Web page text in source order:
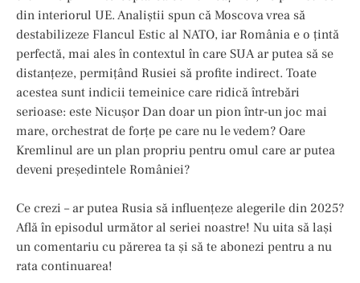
din interiorul UE. Analiștii spun că Moscova vrea să
destabilizeze Flancul Estic al NATO, iar România e o țintă
perfectă, mai ales în contextul în care SUA ar putea să se
distanțeze, permițând Rusiei să profite indirect. Toate
acestea sunt indicii temeinice care ridică întrebări
serioase: este Nicușor Dan doar un pion într-un joc mai
mare, orchestrat de forțe pe care nu le vedem? Oare
Kremlinul are un plan propriu pentru omul care ar putea
deveni președintele României?
Ce crezi – ar putea Rusia să influențeze alegerile din 2025?
Află în episodul următor al seriei noastre! Nu uita să lași
un comentariu cu părerea ta și să te abonezi pentru a nu
rata continuarea!